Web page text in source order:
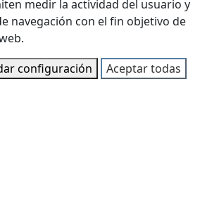
medir la actividad del usuario y
navegación con el fin objetivo de
configuración Aceptar todas